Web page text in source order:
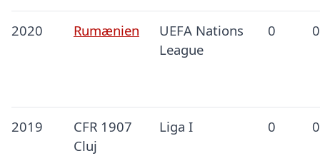
2020 Rumænien
UEFA Nations
League
0 0
2019
CFR 1907
Cluj
Liga I 0 0